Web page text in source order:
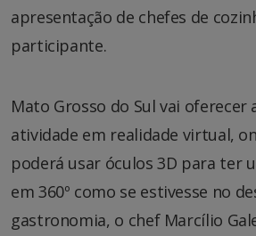
apresentação de chefes de
participante.
Mato Grosso do Sul vai oferecer
atividade em realidade virtual,
poderá usar óculos 3D para ter
em 360º como se estivesse no
gastronomia, o chef Marcílio